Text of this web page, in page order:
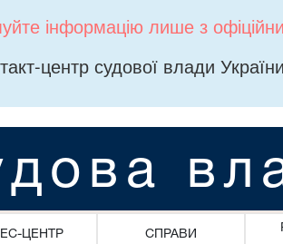
інформацію лише з
центр судової влади
ЦЕНТР СПРАВИ